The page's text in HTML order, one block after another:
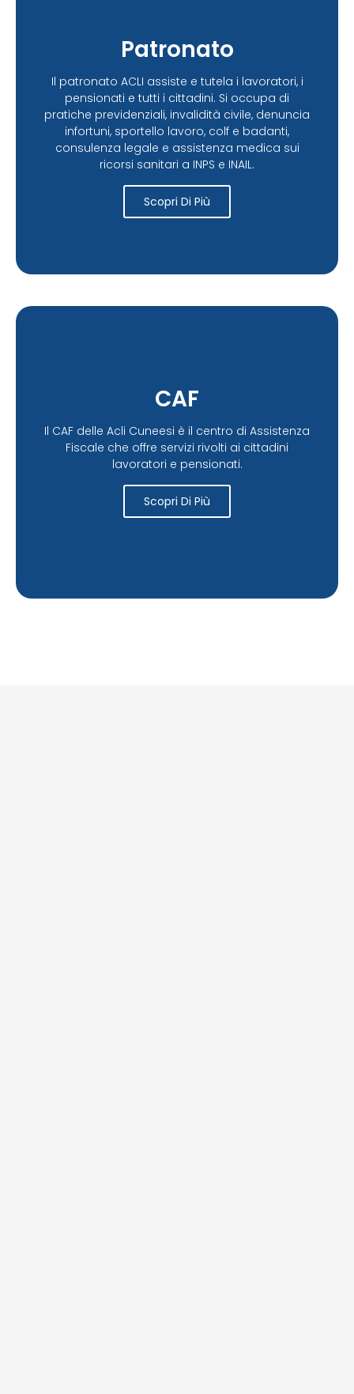
Patronato
Il patronato ACLI assiste e tutela i lavoratori, i
pensionati e tutti i cittadini. Si occupa di
pratiche previdenziali, invalidità civile, denuncia
infortuni, sportello lavoro, colf e badanti,
consulenza legale e assistenza medica sui
ricorsi sanitari a INPS e INAIL.
Scopri Di Più
CAF
Il CAF delle Acli Cuneesi è il centro di Assistenza
Fiscale che offre servizi rivolti ai cittadini
lavoratori e pensionati.
Scopri Di Più